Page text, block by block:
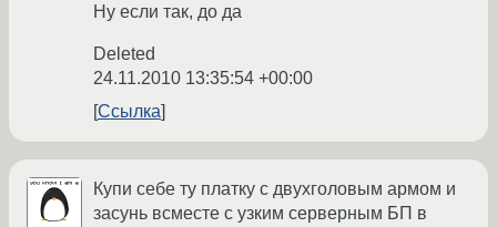
Ну если так, до да
Deleted
24.11.2010 13:35:54 +00:00
Ссылка
Купи себе ту платку с двухголовым армом и
засунь всместе с узким серверным БП в